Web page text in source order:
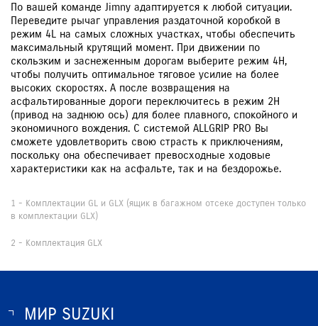
По вашей команде Jimny адаптируется к любой ситуации.
Переведите рычаг управления раздаточной коробкой в
режим 4L на самых сложных участках, чтобы обеспечить
максимальный крутящий момент. При движении по
скользким и заснеженным дорогам выберите режим 4H,
чтобы получить оптимальное тяговое усилие на более
высоких скоростях. А после возвращения на
асфальтированные дороги переключитесь в режим 2H
(привод на заднюю ось) для более плавного, спокойного и
экономичного вождения. С системой ALLGRIP PRO Вы
сможете удовлетворить свою страсть к приключениям,
поскольку она обеспечивает превосходные ходовые
характеристики как на асфальте, так и на бездорожье.
1 - Комплектации GL и GLX (ящик в багажном отсеке доступен только
в комплектации GLX)
2 - Комплектация GLX
МИР SUZUKI